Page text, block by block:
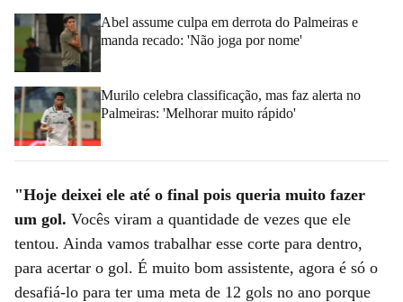
Abel assume culpa em derrota do Palmeiras e
manda recado: 'Não joga por nome'
Murilo celebra classificação, mas faz alerta no
Palmeiras: 'Melhorar muito rápido'
"Hoje deixei ele até o final pois queria muito fazer
um gol. Vocês viram a quantidade de vezes que ele
tentou. Ainda vamos trabalhar esse corte para dentro,
para acertar o gol. É muito bom assistente, agora é só o
desafiá-lo para ter uma meta de 12 gols no ano porque